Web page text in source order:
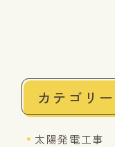
カテゴリー
太陽発電工事